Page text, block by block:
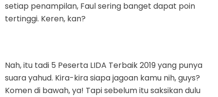
setiap penampilan, Faul sering banget dapat poin
tertinggi. Keren, kan?
Nah, itu tadi 5 Peserta LIDA Terbaik 2019 yang punya
suara yahud. Kira-kira siapa jagoan kamu nih, guys?
Komen di bawah, ya! Tapi sebelum itu saksikan dulu